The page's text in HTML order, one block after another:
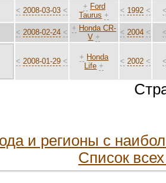
< 2008-03-03 < + Ford
Taurus +
< 1992 <
< 2008-02-24 < + Honda CR-
V +
< 2004 <
< 2008-01-29 < + Honda
Life +
< 2002 <
и регионы с
Список